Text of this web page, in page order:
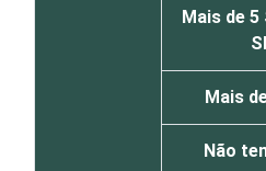
Mais de 5
Mais
Não